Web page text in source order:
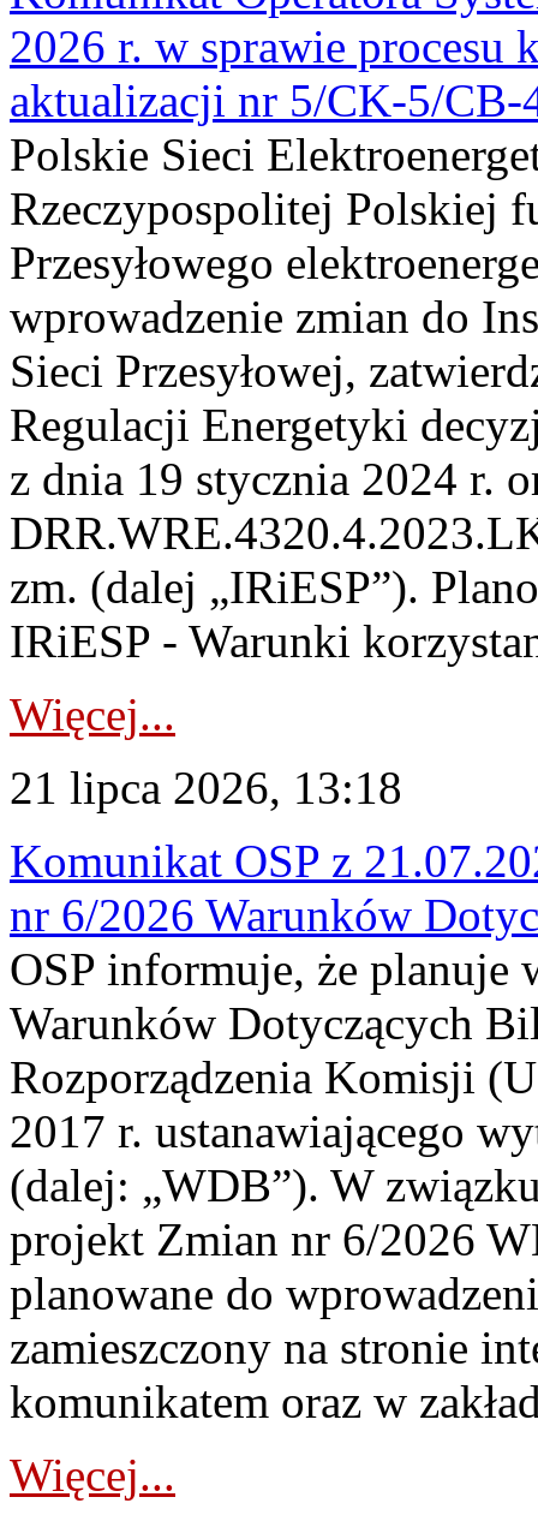
2026 r. w sprawie
aktualizacji nr 5/CK-5/CB-
Polskie Sieci
Rzeczypospolitej Polskiej
Przesyłowego
wprowadzenie zmian do
Sieci Przesyłowej,
Regulacji Energetyki
z dnia 19 stycznia 2024 r.
zm. (dalej „IRiESP”).
IRiESP - Warunki
Więcej...
21 lipca 2026, 13:18
Komunikat OSP z
nr 6/2026 Warunków
OSP informuje, że planuje
Warunków Dotyczących
Rozporządzenia Komisji
2017 r. ustanawiającego
(dalej: „WDB”). W
projekt Zmian nr 6/2026
planowane do
zamieszczony na stronie
komunikatem oraz w
Więcej...